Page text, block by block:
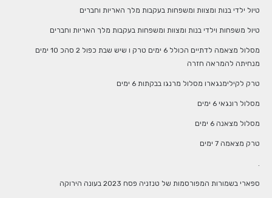
טיול ילדי בנות ומצוות ומשפחות בעקבות מלך האריות וחברים
טיול משפחות וילדי בנות ומצוות ומשפחות בעקבות מלך האריות וחברים
מסלול מצאמה לדתיים הכולל 6 ימים טרק ו שיש שבת כפול 2 סהכ 10 ימים
מנחיתה להמראה חזרה
טרק לקילימנגארו מסלול מרנגו בבקתות 6 ימים
מסלול רונגאי 6 ימים
מסלול מצאנה 6 ימים
טרק מצאמה 7 ימים
.
ספארי בשמורות המפורסמות של טנזניה פסח 2023 בעונה הירוקה